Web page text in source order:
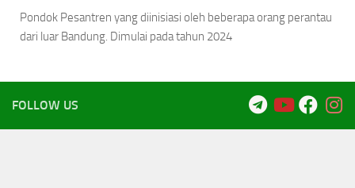
Pondok Pesantren yang diinisiasi oleh beberapa orang perantau
dari luar Bandung. Dimulai pada tahun 2024
FOLLOW US